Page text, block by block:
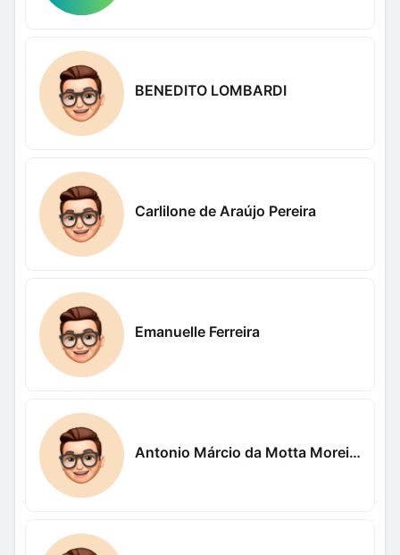
BENEDITO LOMBARDI
Carlilone de Araújo Pereira
Emanuelle Ferreira
Antonio Márcio da Motta Moreira